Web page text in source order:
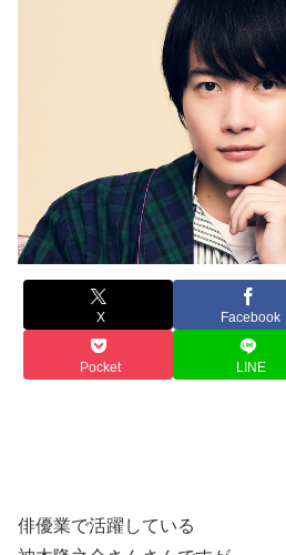
X Facebook
Pocket LINE
俳優業で活躍している